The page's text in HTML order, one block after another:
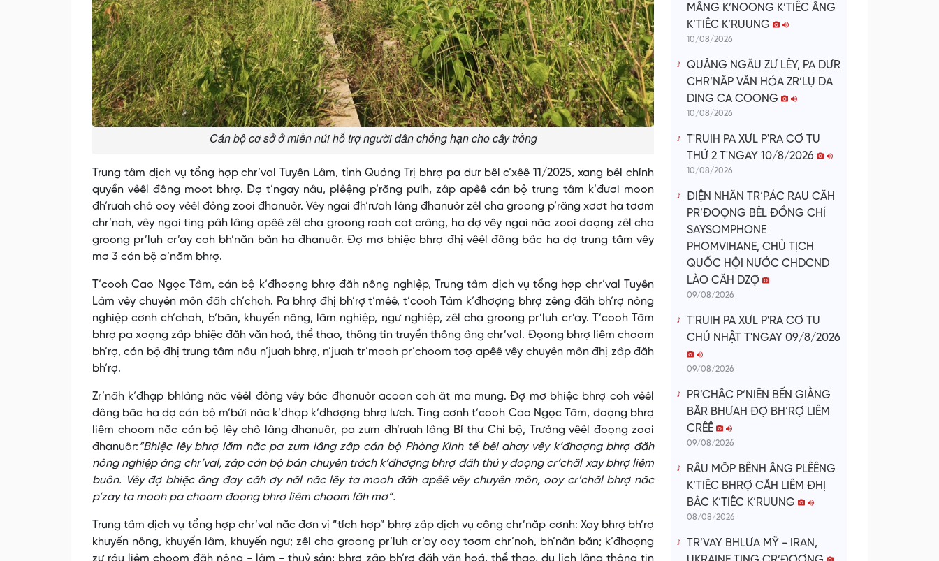
Cán bộ cơ sở ở miền núi hỗ trợ người dân chống hạn cho cây trồng
Trung tâm dịch vụ tổng hợp chr’val Tuyên Lâm, tỉnh Quảng Trị bhrợ pa dưr bêl c’xêê 11/2025, xang bêl chính
quyền vêêl đông moot bhrợ. Đợ t’ngay nâu, plêệng p’răng pưih, zâp apêê cán bộ trung tâm k’đươi moon
đh’rưah chô ooy vêêl đông zooi đhanuôr. Vêy ngai đh’rưah lâng đhanuôr zêl cha groong p’răng xơơt ha tơơm
chr’noh, vêy ngai ting pâh lâng apêê zêl cha groong rooh cat crâng, ha dợ vêy ngai năc zooi đoọng zêl cha
groong pr’luh cr’ay coh bh’năn băn ha đhanuôr. Đợ mơ bhiệc bhrợ đhị vêêl đông bâc ha dợ trung tâm vêy
mơ 3 cán bộ a’năm bhrợ.
T’cooh Cao Ngọc Tâm, cán bộ k’đhơợng bhrợ đăh nông nghiệp, Trung tâm dịch vụ tổng hợp chr’val Tuyên
Lâm vêy chuyên môn đăh ch’choh. Pa bhrợ đhị bh’rợ t’mêê, t’cooh Tâm k’đhơợng bhrợ zêng đăh bh’rợ nông
nghiệp cơnh ch’choh, b’băn, khuyến nông, lâm nghiệp, ngư nghiệp, zêl cha groong pr’luh cr’ay. T’cooh Tâm
bhrợ pa xoọng zâp bhiệc đăh văn hoá, thể thao, thông tin truyền thông âng chr’val. Đọong bhrợ liêm choom
bh’rợ, cán bộ đhị trung tâm nâu n’jưah bhrợ, n’jưah tr’mooh pr’choom tơợ apêê vêy chuyên môn đhị zâp đăh
bh’rợ.
Zr’năh k’đhạp bhlâng năc vêêl đông vêy bâc đhanuôr acoon coh ăt ma mung. Đợ mơ bhiệc bhrợ coh vêêl
đông bâc ha dợ cán bộ m’bứi năc k’đhạp k’đhơợng bhrợ lưch. Ting cơnh t’cooh Cao Ngọc Tâm, đoọng bhrợ
liêm choom năc cán bộ lêy chô lâng đhanuôr, pa zưm đh’rưah lâng Bí thư Chi bộ, Trưởng vêêl đoọng zooi
đhanuôr: “Bhiệc lêy bhrợ lăm năc pa zưm lâng zâp cán bộ Phòng Kinh tế bêl ahay vêy k’đhơợng bhrợ đăh
nông nghiệp âng chr’val, zâp cán bộ bán chuyên trách k’đhơợng bhrợ đăh thú y đoọng cr’chăl xay bhrợ liêm
buôn. Vêy đợ bhiệc âng đay căh ơy năl năc lêy ta mooh đăh apêê vêy chuyên môn, ooy cr’chăl bhrợ năc
p’zay ta mooh pa choom đoọng bhrợ liêm choom lâh mơ”.
Trung tâm dịch vụ tổng hợp chr’val năc đơn vị “tích hợp” bhrợ zâp dịch vụ công chr’năp cơnh: Xay bhrợ bh’rợ
khuyến nông, khuyến lâm, khuyến ngư; zêl cha groong pr’luh cr’ay ooy tơơm chr’noh, bh’năn băn; k’đhơợng
MÂNG K’NOONG K’TIÊC ÂNG
K’TIÊC K’RUUNG
10/08/2026
QUẢNG NGÃU ZƯ LÊY, PA DƯR
CHR’NĂP VĂN HÓA ZR’LỤ DA
DING CA COONG
10/08/2026
T'RUIH PA XƯL P'RA CƠ TU
THỨ 2 T'NGAY 10/8/2026
10/08/2026
ĐIỆN NHĂN TR’PÁC RAU CĂH
PR’ĐOỌNG BÊL ĐỒNG CHÍ
SAYSOMPHONE
PHOMVIHANE, CHỦ TỊCH
QUỐC HỘI NƯỚC CHDCND
LÀO CĂH DZỢ
09/08/2026
T'RUIH PA XƯL P'RA CƠ TU
CHỦ NHẬT T'NGAY 09/8/2026
09/08/2026
PR’CHÂC P’NIÊN BẾN GIẰNG
BĂR BHƯAH ĐỢ BH’RỢ LIÊM
CRÊÊ
09/08/2026
RÂU MÔP BÊNH ÂNG PLÊÊNG
K’TIÊC BHRỢ CĂH LIÊM ĐHỊ
BÂC K’TIÊC K’RUUNG
08/08/2026
TR’VAY BHLƯA MỸ - IRAN,